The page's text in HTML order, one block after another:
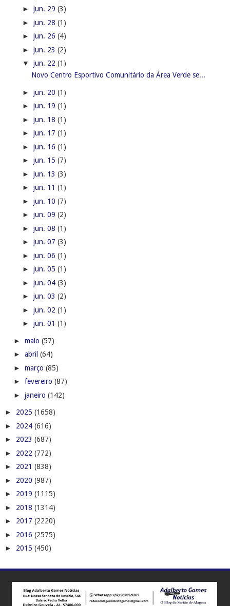
► jun. 29 (3)
► jun. 28 (1)
► jun. 26 (4)
► jun. 23 (2)
▼ jun. 22 (1)
Novo Centro Esportivo Comunitário da Área Verde se...
► jun. 20 (1)
► jun. 19 (1)
► jun. 18 (1)
► jun. 17 (1)
► jun. 16 (1)
► jun. 15 (7)
► jun. 13 (3)
► jun. 11 (1)
► jun. 10 (7)
► jun. 09 (2)
► jun. 08 (1)
► jun. 07 (3)
► jun. 06 (1)
► jun. 05 (1)
► jun. 04 (3)
► jun. 03 (2)
► jun. 02 (1)
► jun. 01 (1)
► maio (57)
► abril (64)
► março (85)
► fevereiro (87)
► janeiro (142)
► 2025 (1658)
► 2024 (616)
► 2023 (687)
► 2022 (772)
► 2021 (838)
► 2020 (987)
► 2019 (1115)
► 2018 (1314)
► 2017 (2220)
► 2016 (2575)
► 2015 (450)